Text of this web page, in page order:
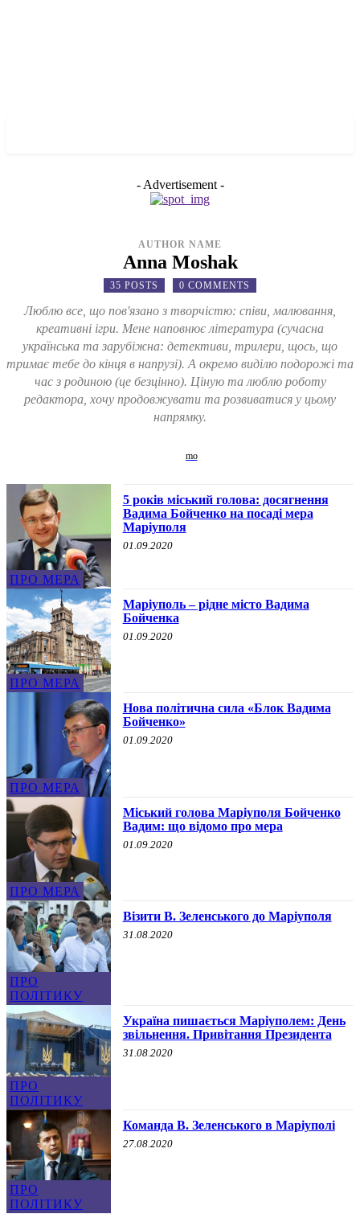
- Advertisement -
AUTHOR NAME
Anna Moshak
35 POSTS 0 COMMENTS
Люблю все, що пов'язано з творчістю: співи, малювання,
креативні ігри. Мене наповнює література (сучасна
українська та зарубіжна: детективи, трилери, щось, що
тримає тебе до кінця в напрузі). А окремо виділю подорожі та
час з родиною (це безцінно). Ціную та люблю роботу
редактора, хочу продовжувати та розвиватися у цьому
напрямку.
ПРО МЕРА
5 років міський голова: досягнення
Вадима Бойченко на посаді мера
Маріуполя
01.09.2020
ПРО МЕРА
Маріуполь – рідне місто Вадима
Бойченка
01.09.2020
ПРО МЕРА
Нова політична сила «Блок Вадима
Бойченко»
01.09.2020
ПРО МЕРА
Міський голова Маріуполя Бойченко
Вадим: що відомо про мера
01.09.2020
ПРО
ПОЛІТИКУ
Візити В. Зеленського до Маріуполя
31.08.2020
ПРО
ПОЛІТИКУ
Україна пишається Маріуполем: День
звільнення. Привітання Президента
31.08.2020
ПРО
ПОЛІТИКУ
Команда В. Зеленського в Маріуполі
27.08.2020